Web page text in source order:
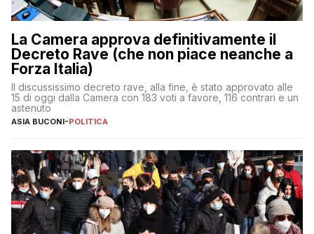
La Camera approva definitivamente il
Decreto Rave (che non piace neanche a
Forza Italia)
Il discussissimo decreto rave, alla fine, è stato approvato alle
15 di oggi dalla Camera con 183 voti a favore, 116 contrari e un
astenuto
ASIA BUCONI-POLITICA